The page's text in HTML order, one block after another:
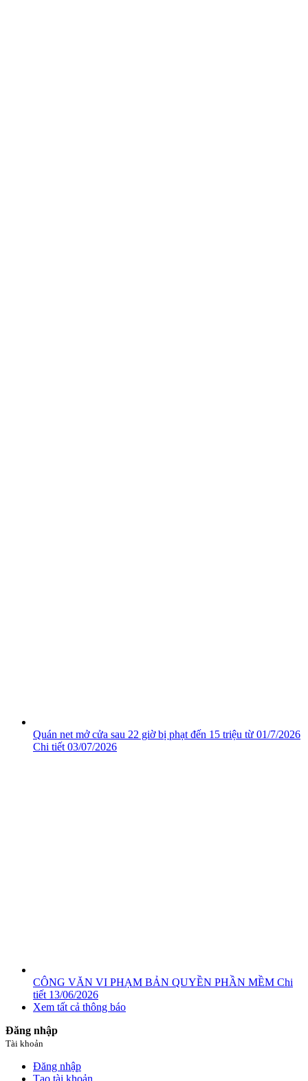
Quán net mở cửa sau 22 giờ bị phạt đến 15 triệu từ 01/7/2026
Chi tiết 03/07/2026
CÔNG VĂN VI PHẠM BẢN QUYỀN PHẦN MỀM Chi
tiết 13/06/2026
Xem tất cả thông báo
Đăng nhập
Tài khoản
Đăng nhập
Tạo tài khoản